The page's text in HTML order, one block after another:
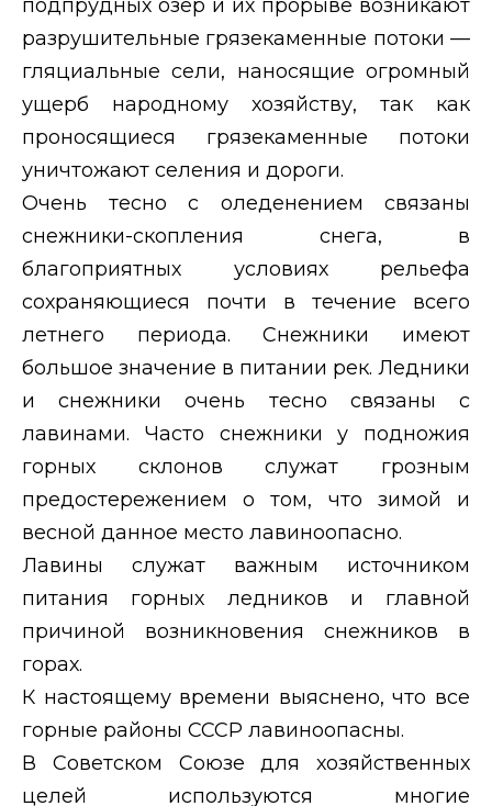
подпрудных озер и их прорыве возникают
разрушительные грязекаменные потоки —
гляциальные сели, наносящие огромный
ущерб народному хозяйству, так как
проносящиеся грязекаменные потоки
уничтожают селения и дороги.
Очень тесно с оледенением связаны
снежники-скопления снега, в
благоприятных условиях рельефа
сохраняющиеся почти в течение всего
летнего периода. Снежники имеют
большое значение в питании рек. Ледники
и снежники очень тесно связаны с
лавинами. Часто снежники у подножия
горных склонов служат грозным
предостережением о том, что зимой и
весной данное место лавиноопасно.
Лавины служат важным источником
питания горных ледников и главной
причиной возникновения снежников в
горах.
К настоящему времени выяснено, что все
горные районы СССР лавиноопасны.
В Советском Союзе для хозяйственных
целей используются многие